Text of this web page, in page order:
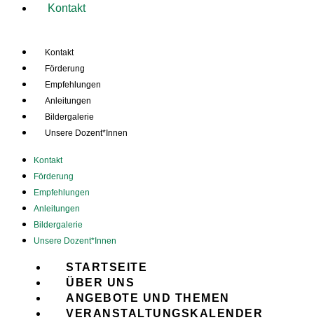
Kontakt
Kontakt
Förderung
Empfehlungen
Anleitungen
Bildergalerie
Unsere Dozent*Innen
Kontakt
Förderung
Empfehlungen
Anleitungen
Bildergalerie
Unsere Dozent*Innen
STARTSEITE
ÜBER UNS
ANGEBOTE UND THEMEN
VERANSTALTUNGSKALENDER